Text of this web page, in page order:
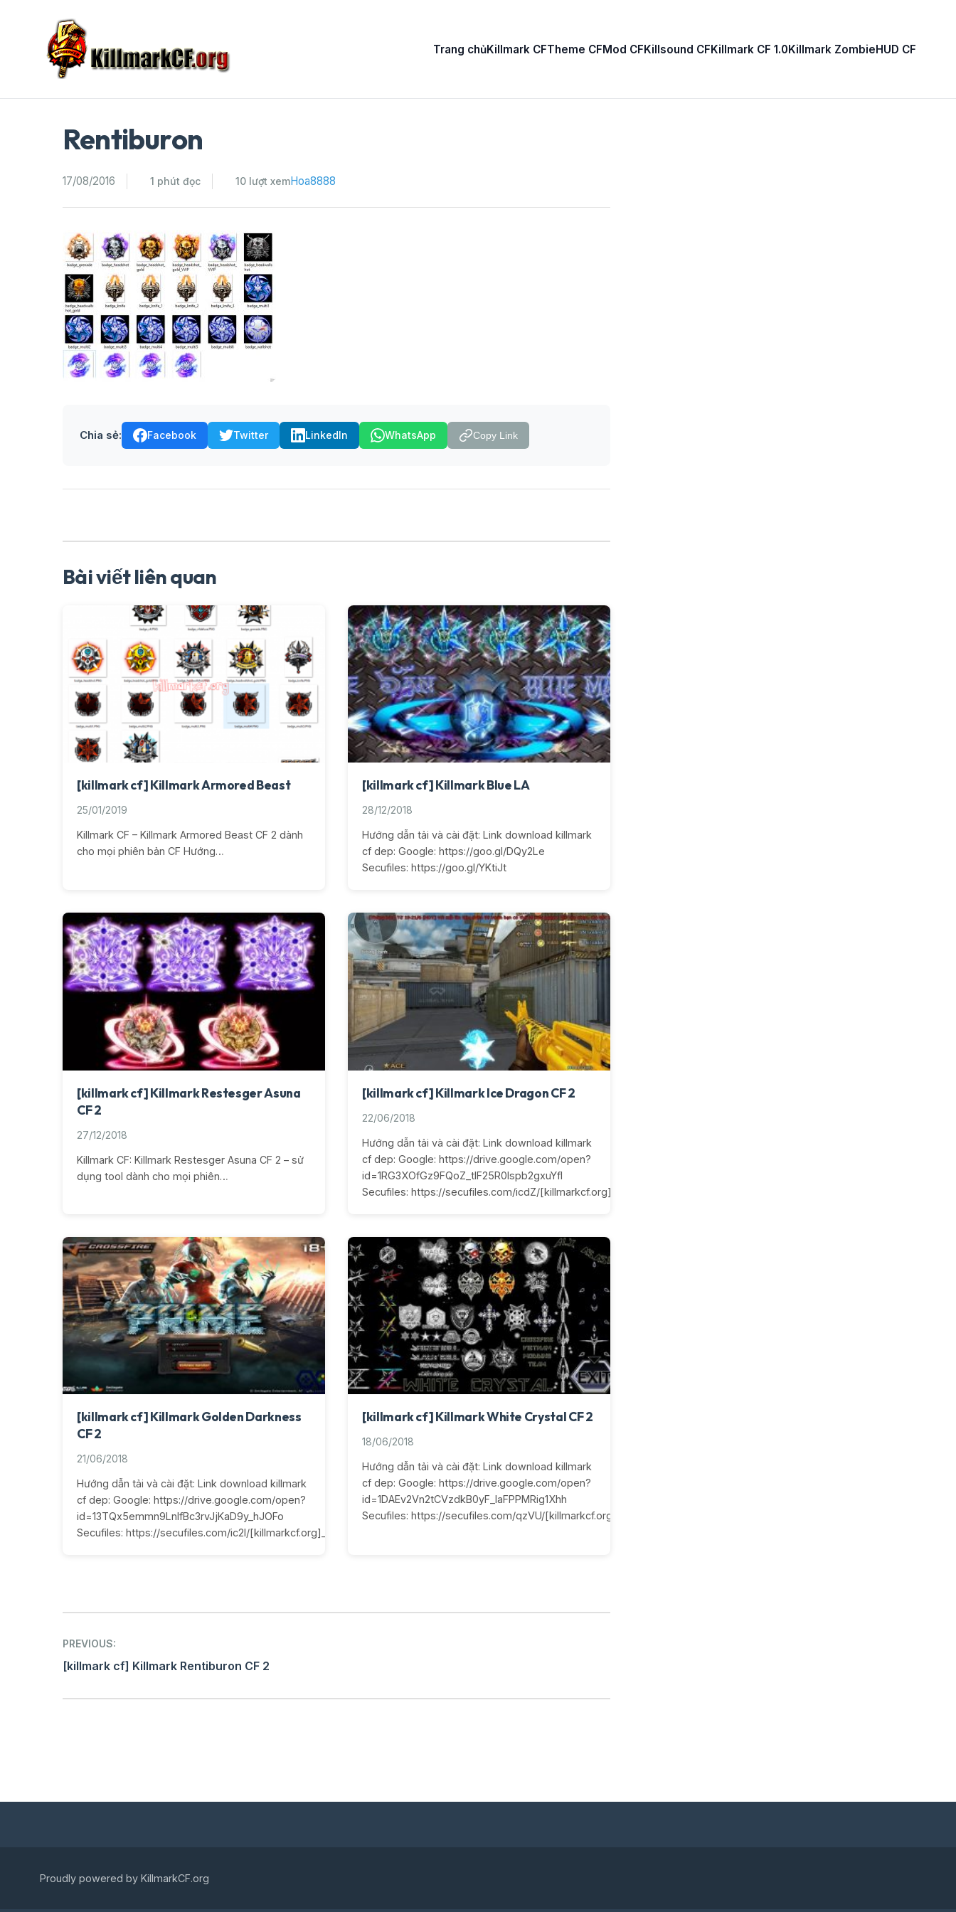
Trang chủKillmark CFTheme CFMod CFKillsound CFKillmark CF 1.0Killmark ZombieHUD CF
Rentiburon
17/08/2016 1 phút đọc 10 lượt xemHoa8888
Chia sẻ: Facebook Twitter LinkedIn WhatsApp Copy Link
Bài viết liên quan
[killmark cf] Killmark Armored Beast
25/01/2019
Killmark CF – Killmark Armored Beast CF 2 dành
cho mọi phiên bản CF Hướng…
[killmark cf] Killmark Blue LA
28/12/2018
Hướng dẫn tải và cài đặt: Link download killmark
cf dep: Google: https://goo.gl/DQy2Le
Secufiles: https://goo.gl/YKtiJt
[killmark cf] Killmark Restesger Asuna
CF 2
27/12/2018
Killmark CF: Killmark Restesger Asuna CF 2 – sử
dụng tool dành cho mọi phiên…
[killmark cf] Killmark Ice Dragon CF 2
22/06/2018
Hướng dẫn tải và cài đặt: Link download killmark
cf dep: Google: https://drive.google.com/open?
id=1RG3XOfGz9FQoZ_tlF25R0lspb2gxuYfI
Secufiles: https://secufiles.com/icdZ/[killmarkcf.org]_Ice_Dragon.rar
[killmark cf] Killmark Golden Darkness
CF 2
21/06/2018
Hướng dẫn tải và cài đặt: Link download killmark
cf dep: Google: https://drive.google.com/open?
id=13TQx5emmn9LnIfBc3rvJjKaD9y_hJOFo
Secufiles: https://secufiles.com/ic2l/[killmarkcf.org]_Golden_Darkness.rar
[killmark cf] Killmark White Crystal CF 2
18/06/2018
Hướng dẫn tải và cài đặt: Link download killmark
cf dep: Google: https://drive.google.com/open?
id=1DAEv2Vn2tCVzdkB0yF_IaFPPMRig1Xhh
Secufiles: https://secufiles.com/qzVU/[killmarkcf.org]_White_Crystal.rar
Post
navigation
PREVIOUS:
[killmark cf] Killmark Rentiburon CF 2
Proudly powered by KillmarkCF.org